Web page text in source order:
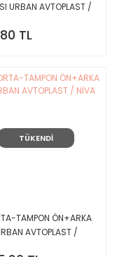
URBAN AVTOPLAST /
TL
TÜKENDİ
TAMPON ÖN+ARKA
AVTOPLAST /